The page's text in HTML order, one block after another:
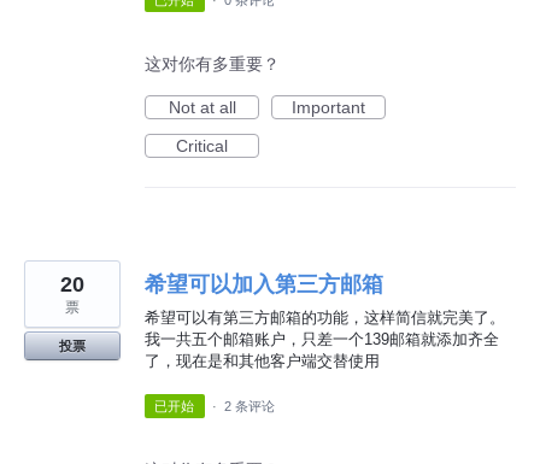
这对你有多重要？
Not at all
Important
Critical
希望可以加入第三方邮箱
希望可以有第三方邮箱的功能，这样简信就完美了。
我一共五个邮箱账户，只差一个139邮箱就添加齐全
了，现在是和其他客户端交替使用
20
票
投票
已开始 · 2 条评论